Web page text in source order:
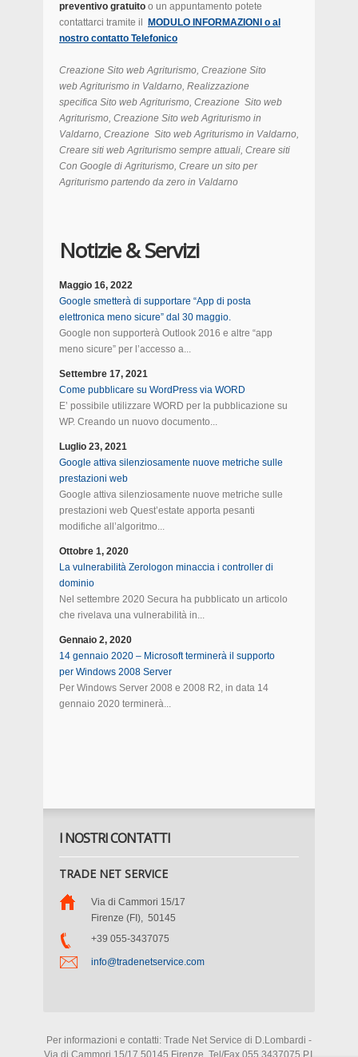
preventivo gratuito o un appuntamento potete
contattarci tramite il
MODULO INFORMAZIONI o al
nostro contatto Telefonico
Creazione Sito web Agriturismo, Creazione Sito
web Agriturismo in Valdarno, Realizzazione
specifica Sito web Agriturismo, Creazione Sito web
Agriturismo, Creazione Sito web Agriturismo in
Valdarno, Creazione Sito web Agriturismo in Valdarno,
Creare siti web Agriturismo sempre attuali, Creare siti
Con Google di Agriturismo, Creare un sito per
Agriturismo partendo da zero in Valdarno
Notizie & Servizi
Maggio 16, 2022
Google smetterà di supportare “App di posta
elettronica meno sicure” dal 30 maggio.
Google non supporterà Outlook 2016 e altre “app
meno sicure” per l’accesso a...
Settembre 17, 2021
Come pubblicare su WordPress via WORD
E’ possibile utilizzare WORD per la pubblicazione su
WP. Creando un nuovo documento...
Luglio 23, 2021
Google attiva silenziosamente nuove metriche sulle
prestazioni web
Google attiva silenziosamente nuove metriche sulle
prestazioni web Quest’estate apporta pesanti
modifiche all’algoritmo...
Ottobre 1, 2020
La vulnerabilità Zerologon minaccia i controller di
dominio
Nel settembre 2020 Secura ha pubblicato un articolo
che rivelava una vulnerabilità in...
Gennaio 2, 2020
14 gennaio 2020 – Microsoft terminerà il supporto
per Windows 2008 Server
Per Windows Server 2008 e 2008 R2, in data 14
gennaio 2020 terminerà...
I NOSTRI CONTATTI
TRADE NET SERVICE
Via di Cammori 15/17
Firenze (FI), 50145
+39 055-3437075
info@tradenetservice.com
Per informazioni e contatti: Trade Net Service di D.Lombardi -
Via di Cammori 15/17 50145 Firenze. Tel/Fax 055.3437075 P.I.